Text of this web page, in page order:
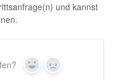
und kannst
Yes No